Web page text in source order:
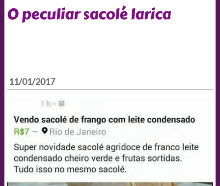
O peculiar sacolé larica
11/01/2017